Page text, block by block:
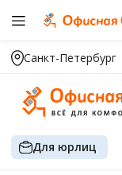
Санкт-Петербург
Для юрлиц